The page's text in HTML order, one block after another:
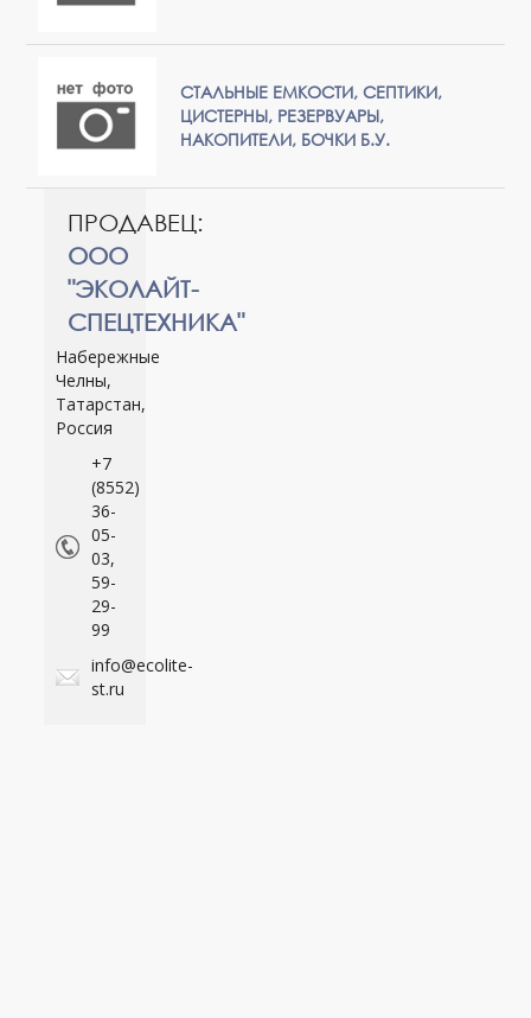
СТАЛЬНЫЕ ЕМКОСТИ, СЕПТИКИ,
ЦИСТЕРНЫ, РЕЗЕРВУАРЫ,
НАКОПИТЕЛИ, БОЧКИ Б.У.
ПРОДАВЕЦ:
ООО
"ЭКОЛАЙТ-
СПЕЦТЕХНИКА"
Набережные
Челны,
Татарстан,
Россия
+7
(8552)
36-
05-
03,
59-
29-
99
info@ecolite-
st.ru